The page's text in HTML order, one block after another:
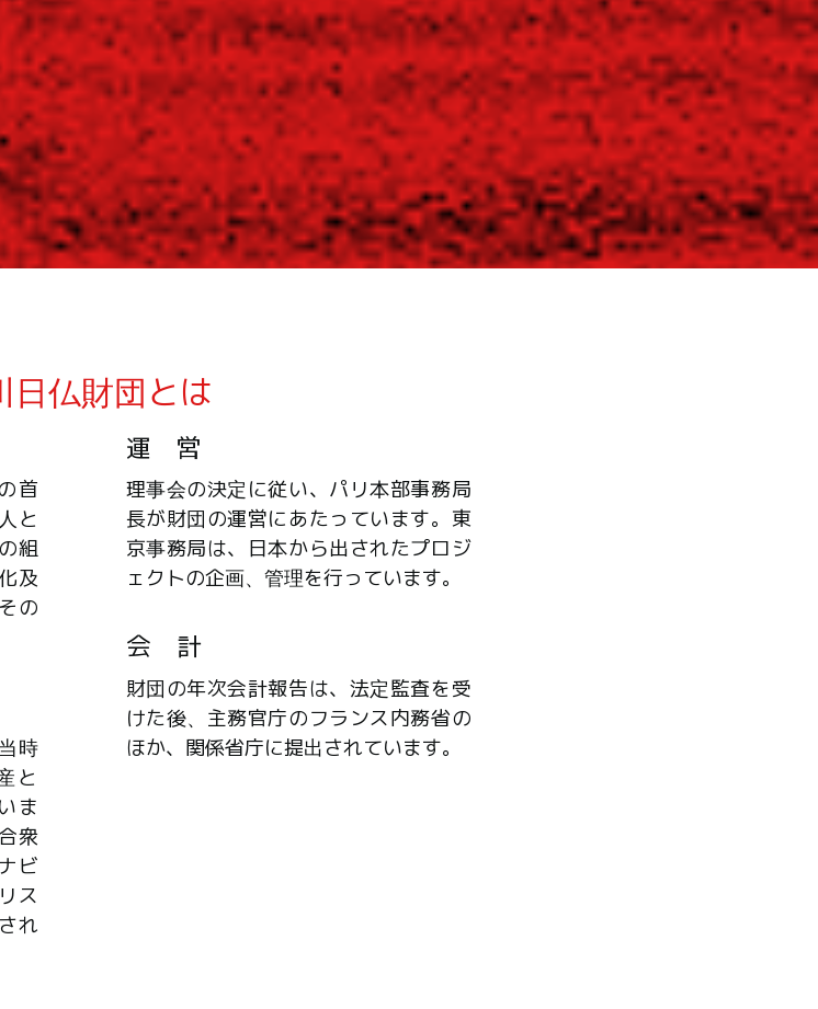
日仏財団とは
首
と
組
及
の
時
と
ま
衆
ビ
ス
れ
運 営
理事会の決定に従い、パリ本部事務局
長が財団の運営にあたっています。東
京事務局は、日本から出されたプロジ
ェクトの企画、管理を行っています。
会 計
財団の年次会計報告は、法定監査を受
けた後、主務官庁のフランス内務省の
ほか、関係省庁に提出されています。